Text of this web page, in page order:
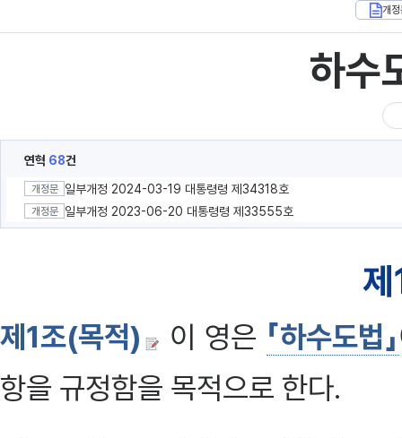
개정
하수
연혁 68건
개정문 일부개정 2024-03-19 대통령령 제34318호
개정문 일부개정 2023-06-20 대통령령 제33555호
제1조(목적) 이 영은 「하수도법」
항을 규정함을 목적으로 한다.